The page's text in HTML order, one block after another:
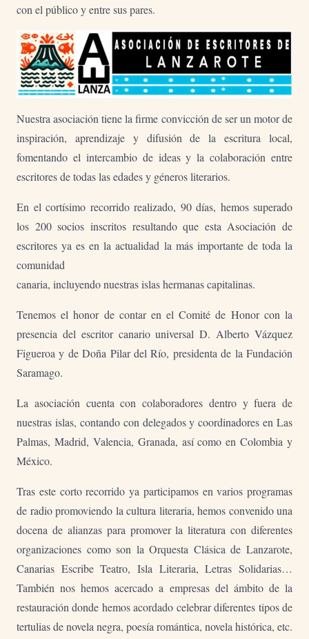
con el público y entre sus pares.
Nuestra asociación tiene la firme convicción de ser un motor de
inspiración, aprendizaje y difusión de la escritura local,
fomentando el intercambio de ideas y la colaboración entre
escritores de todas las edades y géneros literarios.
En el cortísimo recorrido realizado, 90 días, hemos superado
los 200 socios inscritos resultando que esta Asociación de
escritores ya es en la actualidad la más importante de toda la
comunidad
canaria, incluyendo nuestras islas hermanas capitalinas.
Tenemos el honor de contar en el Comité de Honor con la
presencia del escritor canario universal D. Alberto Vázquez
Figueroa y de Doña Pilar del Río, presidenta de la Fundación
Saramago.
La asociación cuenta con colaboradores dentro y fuera de
nuestras islas, contando con delegados y coordinadores en Las
Palmas, Madrid, Valencia, Granada, así como en Colombia y
México.
Tras este corto recorrido ya participamos en varios programas
de radio promoviendo la cultura literaria, hemos convenido una
docena de alianzas para promover la literatura con diferentes
organizaciones como son la Orquesta Clásica de Lanzarote,
Canarias Escribe Teatro, Isla Literaria, Letras Solidarias…
También nos hemos acercado a empresas del ámbito de la
restauración donde hemos acordado celebrar diferentes tipos de
tertulias de novela negra, poesía romántica, novela histórica, etc.